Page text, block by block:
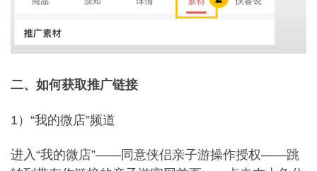
二、如何获取推广链接
1）“我的微店”频道
进入“我的微店”——同意侠侣亲子游操作授权——跳